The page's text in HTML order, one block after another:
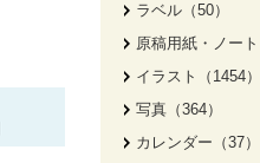
ラベル（50）
原稿用紙・ノート
イラスト（1454）
写真（364）
カレンダー（37）